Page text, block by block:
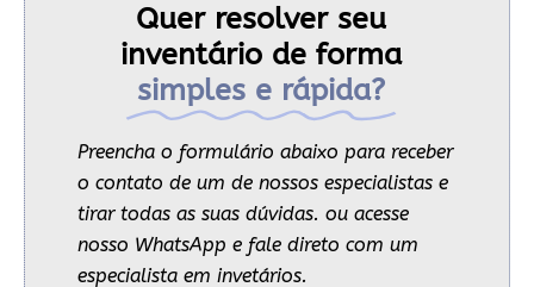
Quer resolver seu
inventário de forma
simples e rápida?
Preencha o formulário abaixo para receber
o contato de um de nossos especialistas e
tirar todas as suas dúvidas. ou acesse
nosso WhatsApp e fale direto com um
especialista em invetários.